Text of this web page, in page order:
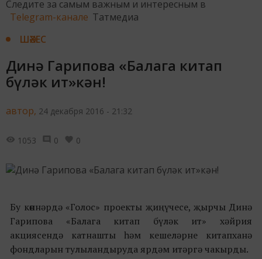
Следите за самым важным и интересным в
Telegram-канале Татмедиа
ШӘХЕС
Динә Гарипова «Балага китап
бүләк ит»кән!
автор, 24 декабря 2016 - 21:32
1053 0 0
Бу көннәрдә «Голос» проекты җиңүчесе, җырчы Динә
Гарипова «Балага китап бүләк ит» хәйрия
акциясендә катнашты һәм кешеләрне китапханә
фондларын тулыландыруда ярдәм итәргә чакырды.